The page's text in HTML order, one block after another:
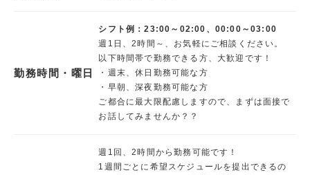
勤務時間・曜日
シフト例：23:00～02:00、00:00～03:00
週1日、2時間～、お気軽にご相談ください。
以下時間帯で勤務できる方、大歓迎です！
・週末、休日勤務可能な方
・早朝、深夜勤務可能な方
ご都合に最大限配慮しますので、まずは面接で
お話してみませんか？？
週1回、2時間から勤務可能です！
1週間ごとに希望スケジュールを提出できるの